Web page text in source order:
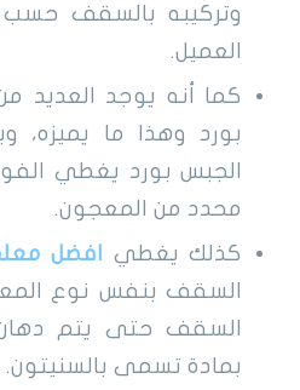
وتركيبه بالسقف حسب
العميل.
كما أنه يوجد العديد
بورد وهذا ما يميزه،
الجبس بورد يغطي
محدد من المعجون.
كذلك يغطي
افضل
السقف بنفس نوع
السقف حتى يتم
بمادة تسمى بالسنيتون.